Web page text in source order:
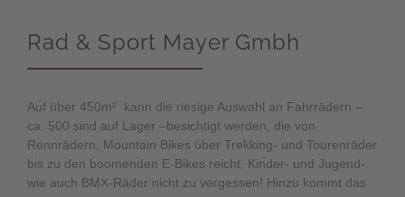
Rad & Sport Mayer Gmbh
Auf über 450m² kann die riesige Auswahl an Fahrrädern –
ca. 500 sind auf Lager –besichtigt werden, die von
Rennrädern, Mountain Bikes über Trekking- und Tourenräder
bis zu den boomenden E-Bikes reicht, Kinder- und Jugend-
wie auch BMX-Räder nicht zu vergessen! Hinzu kommt das